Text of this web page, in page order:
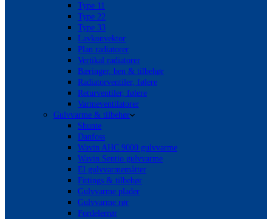
Type 11
Type 22
Type 33
Lavkonvektor
Plan radiatorer
Vertikal radiatorer
Bæringer, ben & tilbehør
Radiatorventiler, følere
Returventiler, følere
Varmeventilatorer
Gulvvarme & tilbehør
Shunte
Danfoss
Wavin AHC 9000 gulvvarme
Wavin Sentio gulvvarme
El gulvvarmemåtter
Fittings & tilbehør
Gulvvarme plader
Gulvvarme rør
Fordelerrør